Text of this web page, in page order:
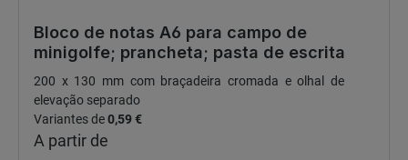
Bloco de notas A6 para campo de
minigolfe; prancheta; pasta de escrita
200 x 130 mm com braçadeira cromada e olhal de
elevação separado
Variantes de0,59 €
Preço normal:
A partir de